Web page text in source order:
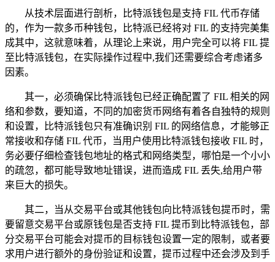
从技术层面进行剖析，比特派钱包是支持 FIL 代币存储
的，作为一款多币种钱包，比特派已经将对 FIL 的支持完美集
成其中，这就意味着，从理论上来说，用户完全可以将 FIL 提
至比特派钱包，在实际操作过程中,我们还需要综合考虑诸多
因素。
其一，必须确保比特派钱包已经正确配置了 FIL 相关的网
络和参数，要知道，不同的加密货币网络有着各自独特的规则
和设置，比特派钱包只有准确识别 FIL 的网络信息，才能够正
常接收和存储 FIL 代币，当用户使用比特派钱包接收 FIL 时，
务必要仔细检查钱包地址的格式和网络类型，哪怕是一个小小
的疏忽，都可能导致地址错误，进而造成 FIL 丢失,给用户带
来巨大的损失。
其二，当从交易平台或其他钱包向比特派钱包提币时，需
要留意交易平台或原钱包是否支持 FIL 提币到比特派钱包，部
分交易平台可能会对提币的目标钱包设置一定的限制，或者要
求用户进行额外的身份验证和设置，提币过程中还会涉及到手